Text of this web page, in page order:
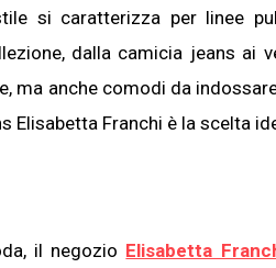
si caratterizza per linee
dalla camicia jeans ai
ma anche comodi da
Elisabetta Franchi è la scelta
il negozio Elisabetta